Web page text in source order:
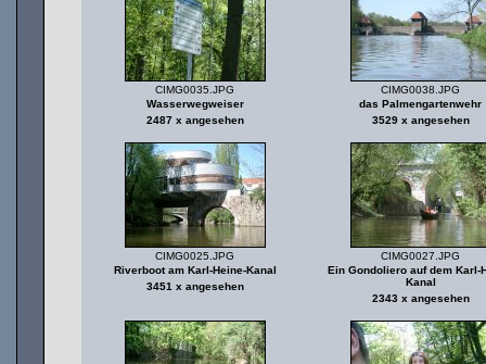
CIMG0035.JPG
Wasserwegweiser
2487 x angesehen
CIMG0038.JPG
das Palmengartenwehr
3529 x angesehen
CIMG0025.JPG
Riverboot am Karl-Heine-Kanal
3451 x angesehen
CIMG0027.JPG
Ein Gondoliero auf dem Karl-
Kanal
2343 x angesehen